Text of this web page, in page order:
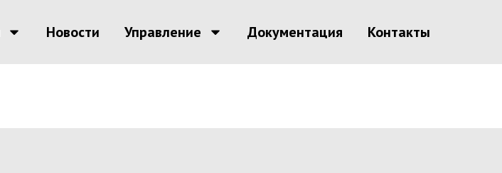
Новости Управление Документация Контакты